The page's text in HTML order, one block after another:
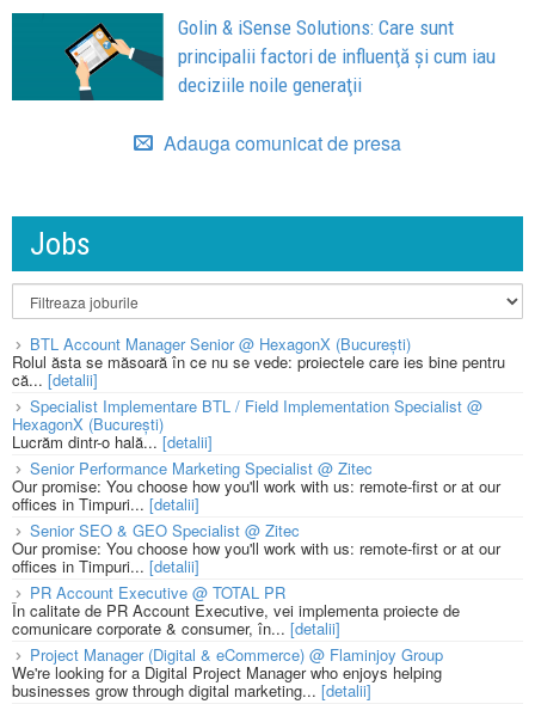
Golin & iSense Solutions: Care sunt
principalii factori de influenţă şi cum iau
deciziile noile generaţii
Adauga comunicat de presa
Jobs
BTL Account Manager Senior @ HexagonX (București)
Rolul ăsta se măsoară în ce nu se vede: proiectele care ies bine pentru
că... [detalii]
Specialist Implementare BTL / Field Implementation Specialist @
HexagonX (București)
Lucrăm dintr-o hală...[detalii]
Senior Performance Marketing Specialist @ Zitec
Our promise: You choose how you'll work with us: remote-first or at our
offices in Timpuri... [detalii]
Senior SEO & GEO Specialist @ Zitec
Our promise: You choose how you'll work with us: remote-first or at our
offices in Timpuri... [detalii]
PR Account Executive @ TOTAL PR
În calitate de PR Account Executive, vei implementa proiecte de
comunicare corporate & consumer, în... [detalii]
Project Manager (Digital & eCommerce) @ Flaminjoy Group
We're looking for a Digital Project Manager who enjoys helping
businesses grow through digital marketing... [detalii]